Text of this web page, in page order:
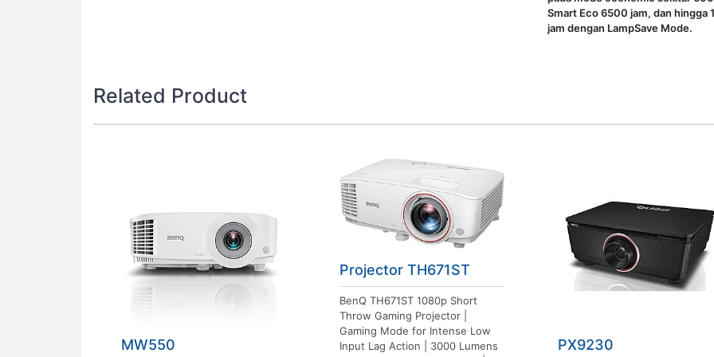
Smart Eco 6500 jam, dan hingga
jam dengan LampSave Mode.
Related Product
MW550
Projector TH671ST
BenQ TH671ST 1080p Short
Throw Gaming Projector |
Gaming Mode for Intense Low
Input Lag Action | 3000 Lumens
PX9230